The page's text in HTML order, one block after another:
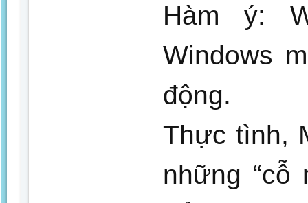
Hàm ý:
Windows
động.
Thực tình,
những “cỗ